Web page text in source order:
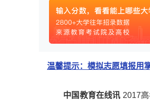
温馨提示：模拟志愿填报用
中国教育在线讯 2017